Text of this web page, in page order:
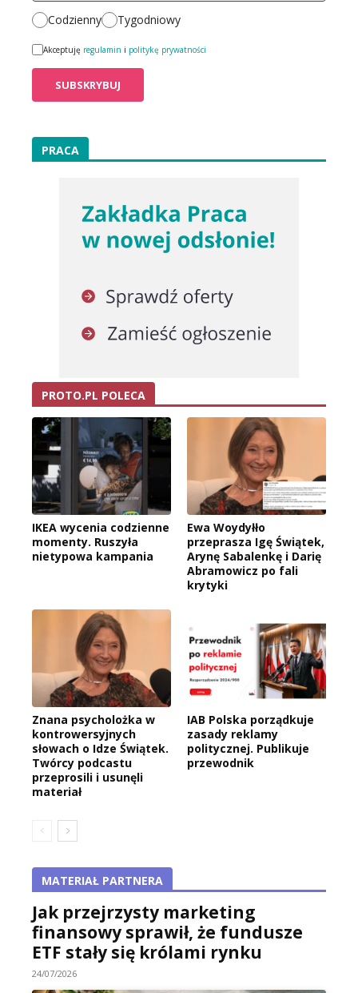
Codzienny Tygodniowy
Akceptuję regulamin i politykę prywatności
PRACA
PROTO.PL POLECA
IKEA wycenia codzienne
momenty. Ruszyła
nietypowa kampania
Ewa Woydyłło
przeprasza Igę Świątek,
Arynę Sabalenkę i Darię
Abramowicz po fali
krytyki
Znana psycholożka w
kontrowersyjnych
słowach o Idze Świątek.
Twórcy podcastu
przeprosili i usunęli
materiał
IAB Polska porządkuje
zasady reklamy
politycznej. Publikuje
przewodnik
MATERIAŁ PARTNERA
Jak przejrzysty marketing
finansowy sprawił, że fundusze
ETF stały się królami rynku
24/07/2026